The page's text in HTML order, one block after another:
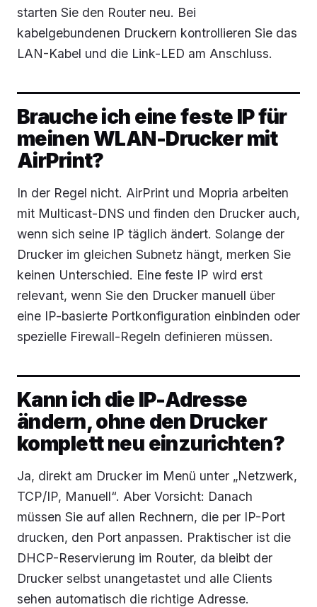
starten Sie den Router neu. Bei
kabelgebundenen Druckern kontrollieren Sie das
LAN-Kabel und die Link-LED am Anschluss.
Brauche ich eine feste IP für
meinen WLAN-Drucker mit
AirPrint?
In der Regel nicht. AirPrint und Mopria arbeiten
mit Multicast-DNS und finden den Drucker auch,
wenn sich seine IP täglich ändert. Solange der
Drucker im gleichen Subnetz hängt, merken Sie
keinen Unterschied. Eine feste IP wird erst
relevant, wenn Sie den Drucker manuell über
eine IP-basierte Portkonfiguration einbinden oder
spezielle Firewall-Regeln definieren müssen.
Kann ich die IP-Adresse
ändern, ohne den Drucker
komplett neu einzurichten?
Ja, direkt am Drucker im Menü unter „Netzwerk,
TCP/IP, Manuell“. Aber Vorsicht: Danach
müssen Sie auf allen Rechnern, die per IP-Port
drucken, den Port anpassen. Praktischer ist die
DHCP-Reservierung im Router, da bleibt der
Drucker selbst unangetastet und alle Clients
sehen automatisch die richtige Adresse.